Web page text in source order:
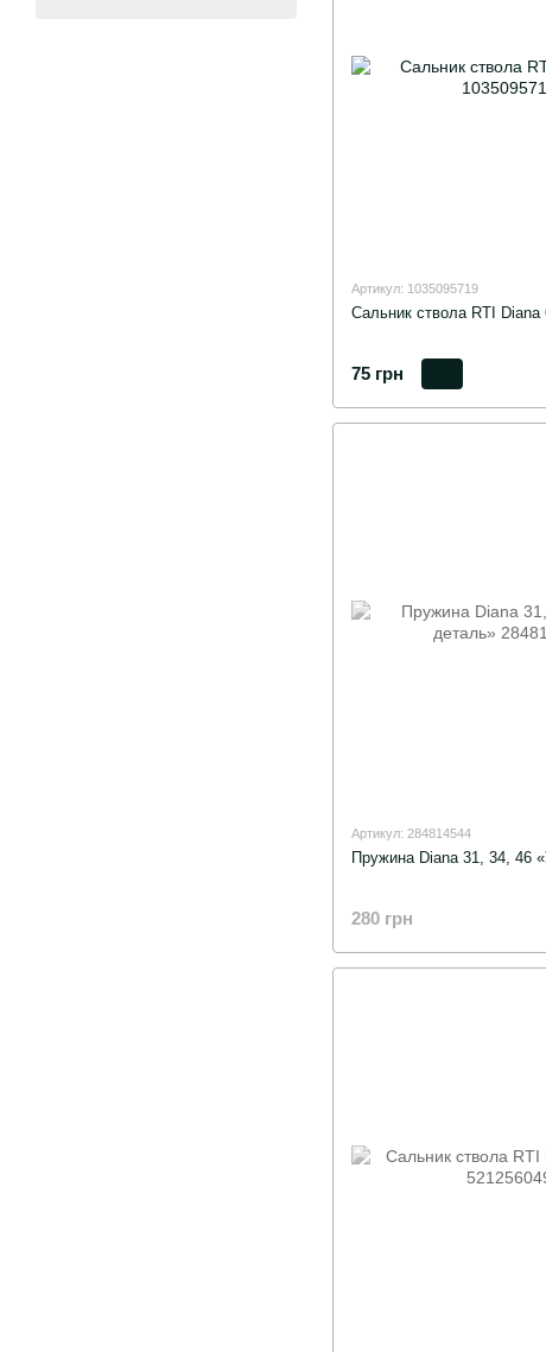
Артикул: 1035095719
Сальник ствола RTI Diana
75 грн
Артикул: 284814544
Пружина Diana 31, 34, 46
280 грн